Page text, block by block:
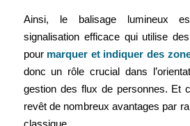
Ainsi, le balisage lumineux
signalisation efficace qui utilise
pour marquer et indiquer des
donc un rôle crucial dans
gestion des flux de personnes. Et
revêt de nombreux avantages par
classique…